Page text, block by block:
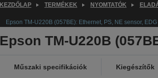
KEZDŐLAP TERMÉKEK NYOMTATÓK
Epson TM-U220B (057BE): Ethernet, PS, NE sensor, EDG
Epson TM-U220B
Műszaki specifikációk Kiegészítők